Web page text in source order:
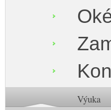
Výuka